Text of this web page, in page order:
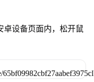
卓设备页面内，松开鼠